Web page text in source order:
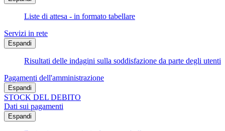
Liste di attesa - in formato tabellare
Servizi in rete
Espandi
Risultati delle indagini sulla soddisfazione da parte degli utenti
Pagamenti dell'amministrazione
Espandi
STOCK DEL DEBITO
Dati sui pagamenti
Espandi